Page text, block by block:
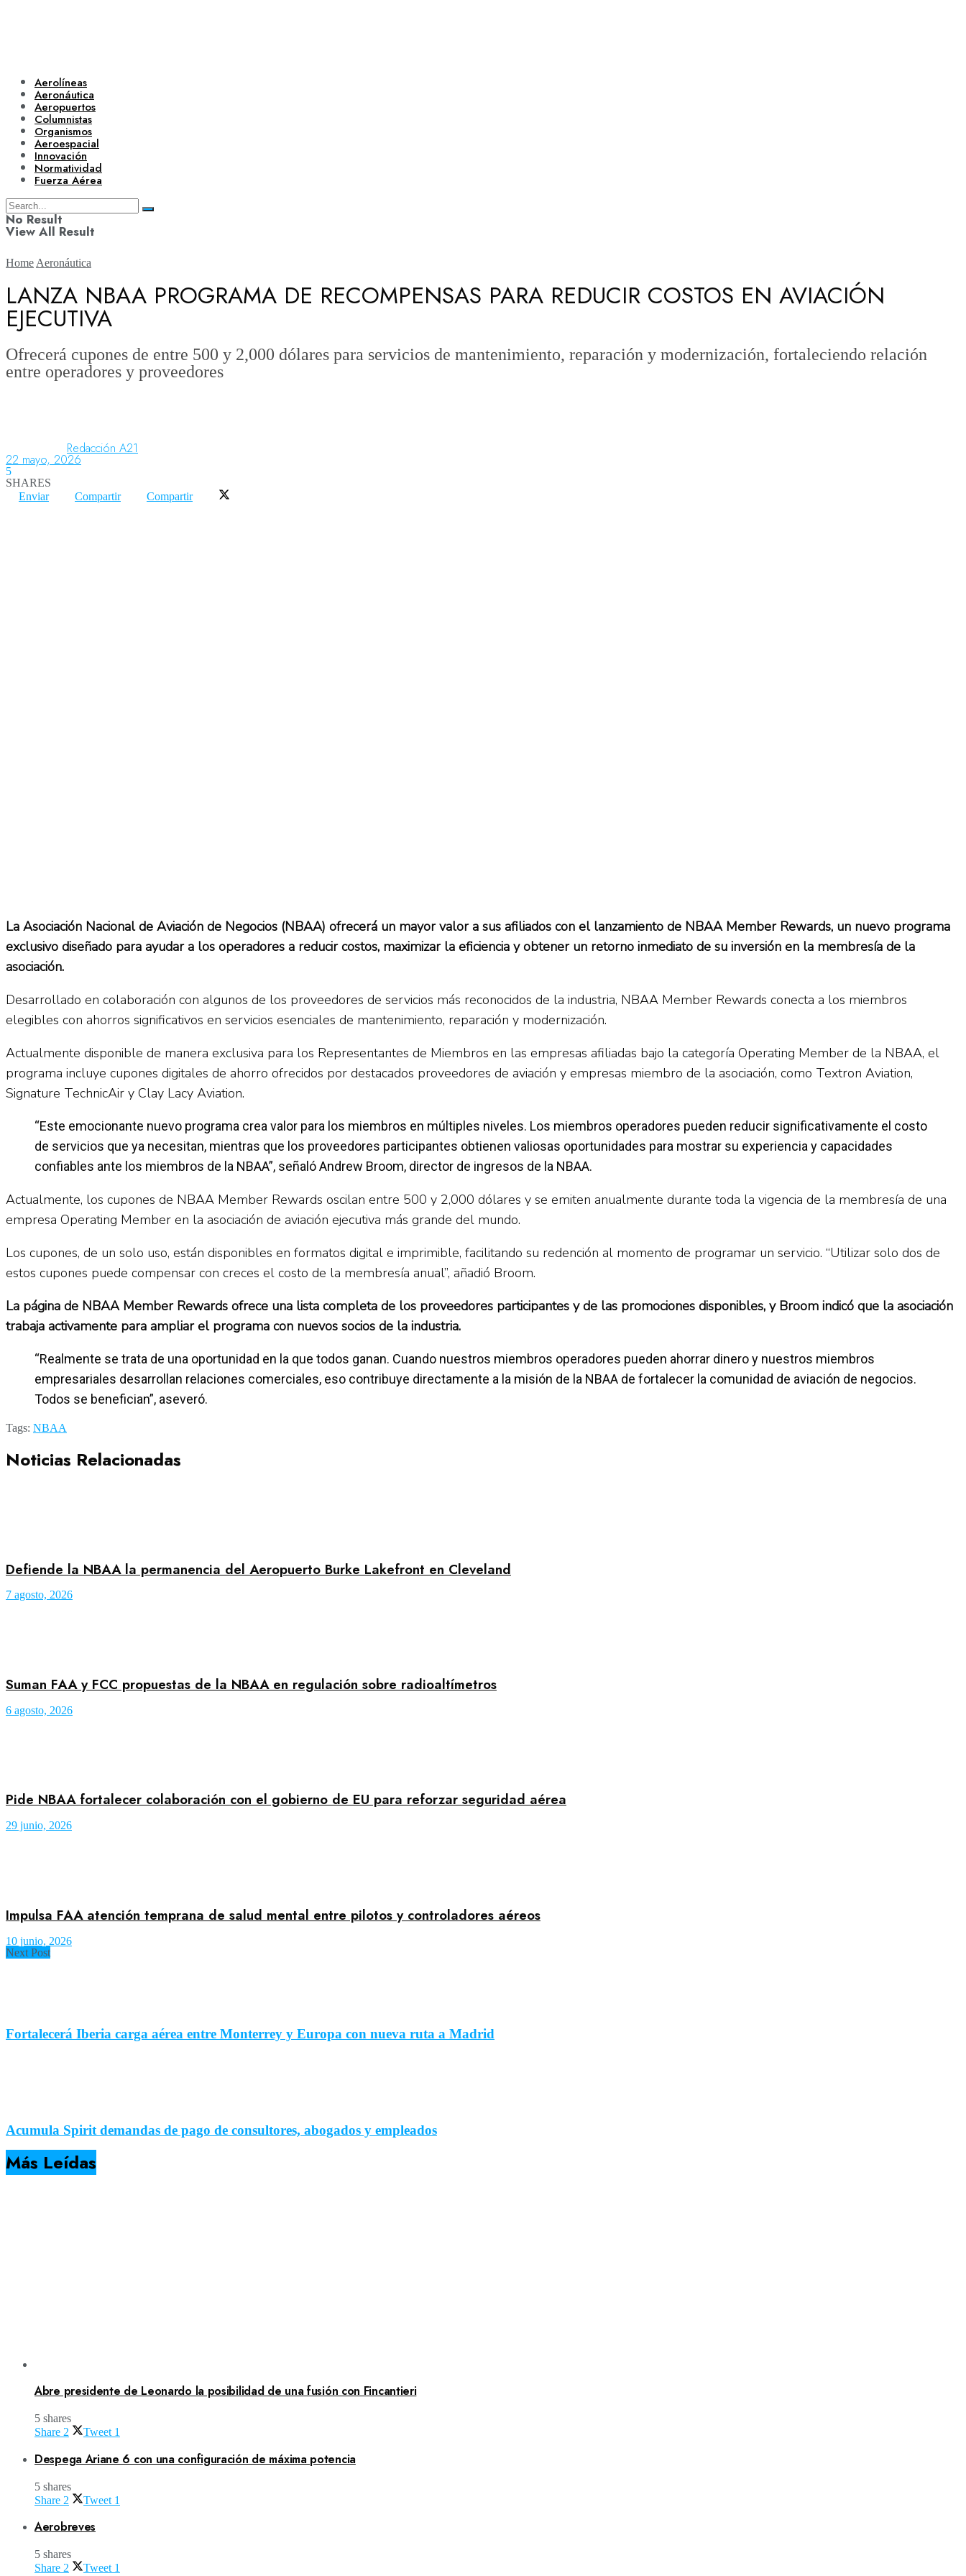
Aerolíneas
Aeronáutica
Aeropuertos
Columnistas
Organismos
Aeroespacial
Innovación
Normatividad
Fuerza Aérea
No Result
View All Result
Aerolíneas
Aeronáutica
Columnistas
Home Aeronáutica
LANZA NBAA PROGRAMA DE RECOMPENSAS PARA REDUCIR COSTOS EN AVIACIÓN
EJECUTIVA
Ofrecerá cupones de entre 500 y 2,000 dólares para servicios de mantenimiento, reparación y modernización, fortaleciendo relación
entre operadores y proveedores
Redacción A21
22 mayo, 2026
5
SHARES
Enviar
Compartir Compartir
La Asociación Nacional de Aviación de Negocios (NBAA) ofrecerá un mayor valor a sus afiliados con el lanzamiento de NBAA Member Rewards, un nuevo programa
exclusivo diseñado para ayudar a los operadores a reducir costos, maximizar la eficiencia y obtener un retorno inmediato de su inversión en la membresía de la
asociación.
Desarrollado en colaboración con algunos de los proveedores de servicios más reconocidos de la industria, NBAA Member Rewards conecta a los miembros
elegibles con ahorros significativos en servicios esenciales de mantenimiento, reparación y modernización.
Actualmente disponible de manera exclusiva para los Representantes de Miembros en las empresas afiliadas bajo la categoría Operating Member de la NBAA, el
programa incluye cupones digitales de ahorro ofrecidos por destacados proveedores de aviación y empresas miembro de la asociación, como Textron Aviation,
Signature TechnicAir y Clay Lacy Aviation.
“Este emocionante nuevo programa crea valor para los miembros en múltiples niveles. Los miembros operadores pueden reducir significativamente el costo
de servicios que ya necesitan, mientras que los proveedores participantes obtienen valiosas oportunidades para mostrar su experiencia y capacidades
confiables ante los miembros de la NBAA”, señaló Andrew Broom, director de ingresos de la NBAA.
Actualmente, los cupones de NBAA Member Rewards oscilan entre 500 y 2,000 dólares y se emiten anualmente durante toda la vigencia de la membresía de una
empresa Operating Member en la asociación de aviación ejecutiva más grande del mundo.
Los cupones, de un solo uso, están disponibles en formatos digital e imprimible, facilitando su redención al momento de programar un servicio. “Utilizar solo dos de
estos cupones puede compensar con creces el costo de la membresía anual”, añadió Broom.
La página de NBAA Member Rewards ofrece una lista completa de los proveedores participantes y de las promociones disponibles, y Broom indicó que la asociación
trabaja activamente para ampliar el programa con nuevos socios de la industria.
“Realmente se trata de una oportunidad en la que todos ganan. Cuando nuestros miembros operadores pueden ahorrar dinero y nuestros miembros
empresariales desarrollan relaciones comerciales, eso contribuye directamente a la misión de la NBAA de fortalecer la comunidad de aviación de negocios.
Todos se benefician”, aseveró.
Tags: NBAA
Noticias Relacionadas
Defiende la NBAA la permanencia del Aeropuerto Burke Lakefront en Cleveland
7 agosto, 2026
Suman FAA y FCC propuestas de la NBAA en regulación sobre radioaltímetros
6 agosto, 2026
Pide NBAA fortalecer colaboración con el gobierno de EU para reforzar seguridad aérea
29 junio, 2026
Impulsa FAA atención temprana de salud mental entre pilotos y controladores aéreos
10 junio, 2026
Next Post
Fortalecerá Iberia carga aérea entre Monterrey y Europa con nueva ruta a Madrid
Acumula Spirit demandas de pago de consultores, abogados y empleados
Más Leídas
Abre presidente de Leonardo la posibilidad de una fusión con Fincantieri
5 shares
Share 2 Tweet 1
Despega Ariane 6 con una configuración de máxima potencia
5 shares
Share 2 Tweet 1
Aerobreves
5 shares
Share 2 Tweet 1